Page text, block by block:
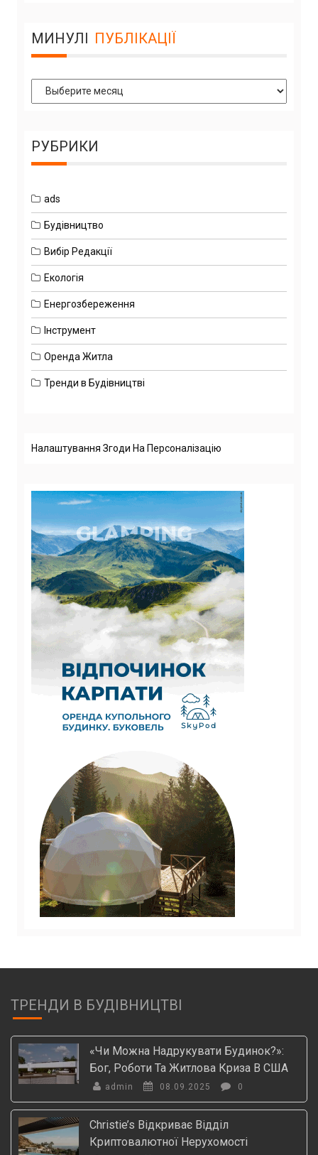
МИНУЛІ ПУБЛІКАЦІЇ
Минулі
Публікації
РУБРИКИ
ads
Будівництво
Вибір Редакції
Екологія
Енергозбереження
Інструмент
Оренда Житла
Тренди в Будівництві
Налаштування Згоди На Персоналізацію
ТРЕНДИ В БУДІВНИЦТВІ
«Чи Можна Надрукувати Будинок?»:
Бог, Роботи Та Житлова Криза В США
admin 08.09.2025 0
Christie’s Відкриває Відділ
Криптовалютної Нерухомості